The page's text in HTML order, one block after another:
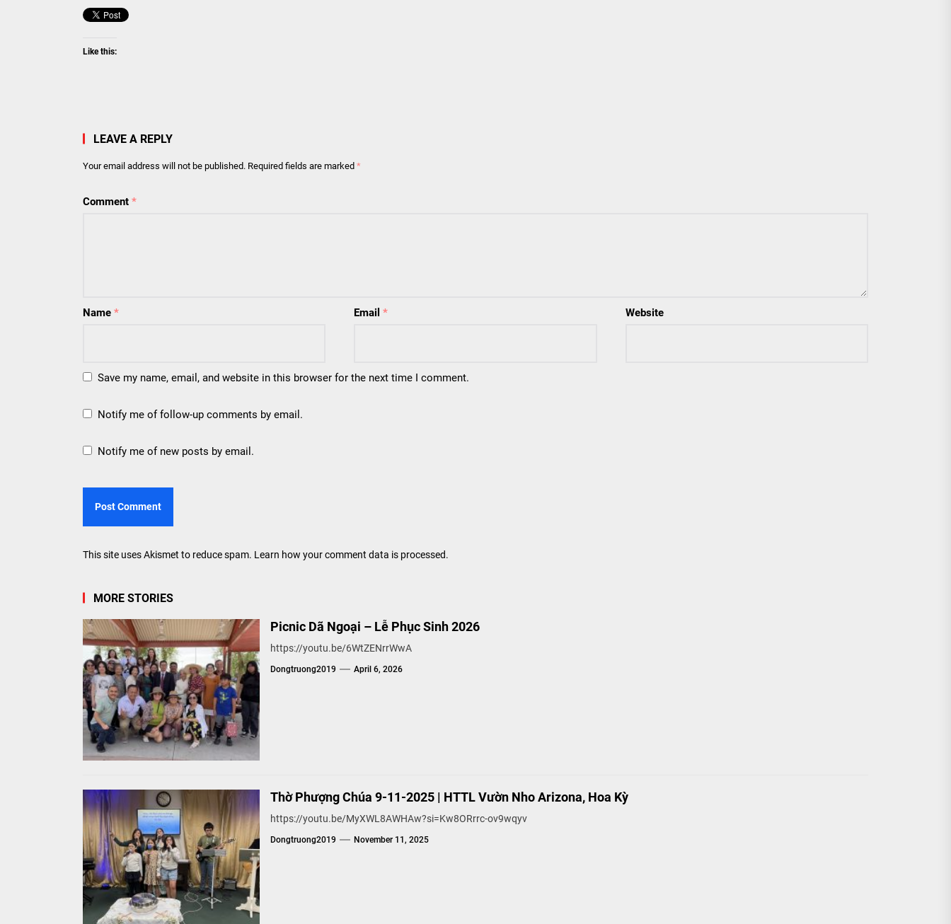
Like this:
LEAVE A REPLY
Your email address will not be published. Required fields are marked *
Comment *
Name * Email* Website
Save my name, email, and website in this browser for the next time I comment.
Notify me of follow-up comments by email.
Notify me of new posts by email.
This site uses Akismet to reduce spam. Learn how your comment data is processed.
MORE STORIES
Picnic Dã Ngoại – Lễ Phục Sinh 2026
https://youtu.be/6WtZENrrWwA
Dongtruong2019 April 6, 2026
Thờ Phượng Chúa 9-11-2025 | HTTL Vườn Nho Arizona, Hoa Kỳ
https://youtu.be/MyXWL8AWHAw?si=Kw8ORrrc-ov9wqyv
Dongtruong2019 November 11, 2025